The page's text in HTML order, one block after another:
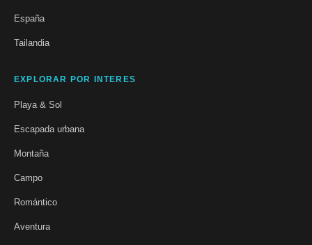
España
Tailandia
EXPLORAR POR INTERES
Playa & Sol
Escapada urbana
Montaña
Campo
Romántico
Aventura